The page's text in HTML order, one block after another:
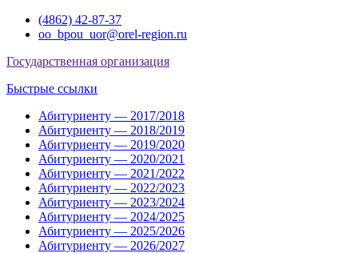
Перейти(4862) 42-87-37
oo_bpou_uor@orel-region.ru
Государственная организация
Быстрые ссылки
Абитуриенту — 2017/2018
Абитуриенту — 2018/2019
Абитуриенту — 2019/2020
Абитуриенту — 2020/2021
Абитуриенту — 2021/2022
Абитуриенту — 2022/2023
Абитуриенту — 2023/2024
Абитуриенту — 2024/2025
Абитуриенту — 2025/2026
Абитуриенту — 2026/2027